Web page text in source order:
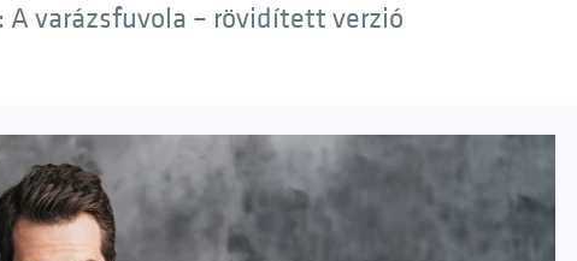
varázsfuvola – rövidített verzió